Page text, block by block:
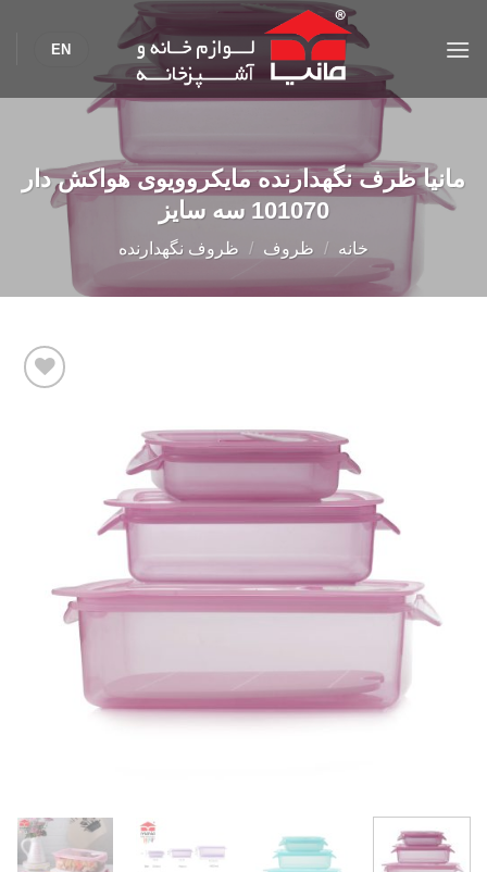
EN
مانیا ظرف نگهدارنده مایکروویوی هواکش دار
101070 سه سایز
خانه / ظروف / ظروف نگهدارنده